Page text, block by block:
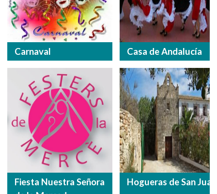
Carnaval Casa de Andalucía
Fiesta Nuestra Señora
Hogueras de San Juan